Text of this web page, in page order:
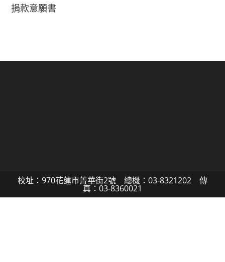
捐款意願書
校址：970花蓮市菁華街2號 總機：03-8321202 傳
真：03-8360021